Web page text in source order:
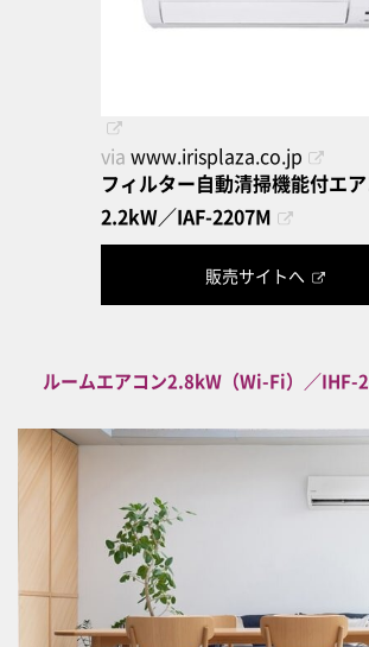
via www.irisplaza.co.jp
フィルター自動清掃機能付エ
2.2kW／IAF-2207M
販売サイトへ
ルームエアコン2.8kW（Wi-Fi）／IHF-